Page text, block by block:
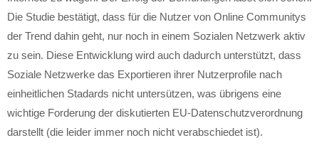
Die Studie bestätigt, dass für die Nutzer von Online Communitys
der Trend dahin geht, nur noch in einem Sozialen Netzwerk aktiv
zu sein. Diese Entwicklung wird auch dadurch unterstützt, dass
Soziale Netzwerke das Exportieren ihrer Nutzerprofile nach
einheitlichen Stadards nicht untersützen, was übrigens eine
wichtige Forderung der diskutierten EU-Datenschutzverordnung
darstellt (die leider immer noch nicht verabschiedet ist).